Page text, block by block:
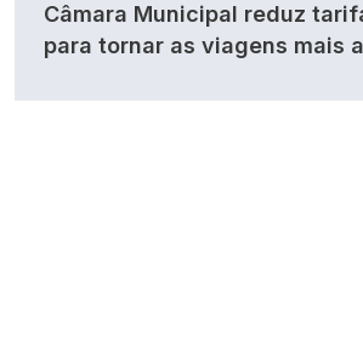
Câmara Municipal reduz
para tornar as viagens mais